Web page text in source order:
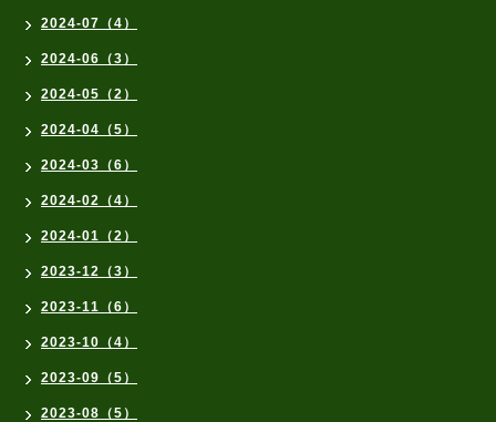
2024-07（4）
2024-06（3）
2024-05（2）
2024-04（5）
2024-03（6）
2024-02（4）
2024-01（2）
2023-12（3）
2023-11（6）
2023-10（4）
2023-09（5）
2023-08（5）